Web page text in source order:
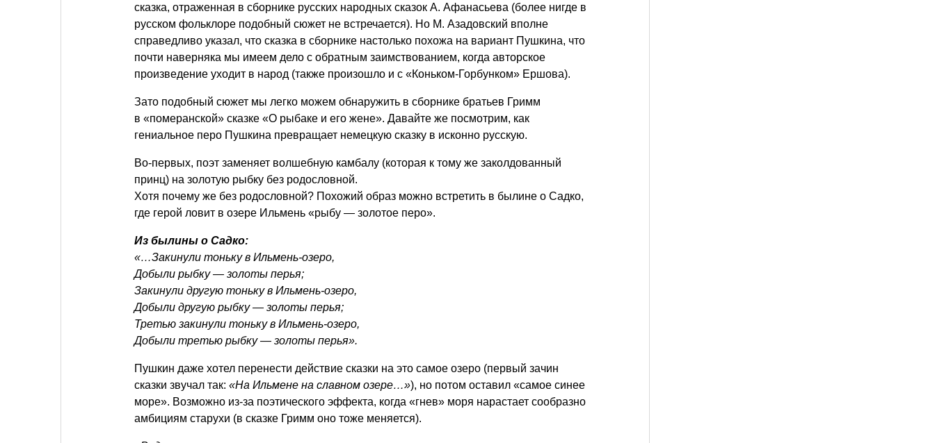
сказка, отраженная в сборнике русских народных сказок А. Афанасьева (более нигде в
русском фольклоре подобный сюжет не встречается). Но М. Азадовский вполне
справедливо указал, что сказка в сборнике настолько похожа на вариант Пушкина, что
почти наверняка мы имеем дело с обратным заимствованием, когда авторское
произведение уходит в народ (также произошло и с «Коньком-Горбунком» Ершова).
Зато подобный сюжет мы легко можем обнаружить в сборнике братьев Гримм
в «померанской» сказке «О рыбаке и его жене». Давайте же посмотрим, как
гениальное перо Пушкина превращает немецкую сказку в исконно русскую.
Во-первых, поэт заменяет волшебную камбалу (которая к тому же заколдованный
принц) на золотую рыбку без родословной.
Хотя почему же без родословной? Похожий образ можно встретить в былине о Садко,
где герой ловит в озере Ильмень «рыбу — золотое перо».
Из былины о Садко:
«…Закинули тоньку в Ильмень-озеро,
Добыли рыбку — золоты перья;
Закинули другую тоньку в Ильмень-озеро,
Добыли другую рыбку — золоты перья;
Третью закинули тоньку в Ильмень-озеро,
Добыли третью рыбку — золоты перья».
Пушкин даже хотел перенести действие сказки на это самое озеро (первый зачин
сказки звучал так: «На Ильмене на славном озере…»), но потом оставил «самое синее
море». Возможно из-за поэтического эффекта, когда «гнев» моря нарастает сообразно
амбициям старухи (в сказке Гримм оно тоже меняется).